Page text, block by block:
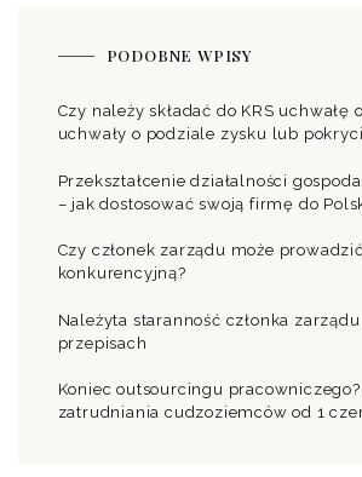
PODOBNE WPISY
Czy należy składać do KRS uchwałę
uchwały o podziale zysku lub
Przekształcenie działalności
– jak dostosować swoją firmę do
Czy członek zarządu może
konkurencyjną?
Należyta staranność członka
przepisach
Koniec outsourcingu
zatrudniania cudzoziemców od 1